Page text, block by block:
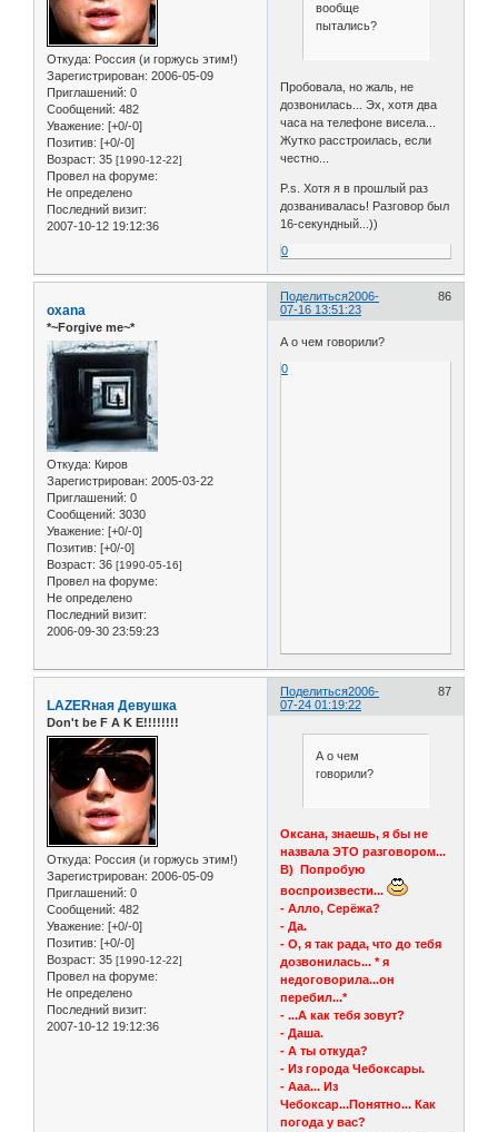
Откуда: Россия (и горжусь этим!)
Зарегистрирован: 2006-05-09
Приглашений: 0
Сообщений: 482
Уважение: [+0/-0]
Позитив: [+0/-0]
Возраст: 35 [1990-12-22]
Провел на форуме:
Не определено
Последний визит:
2007-10-12 19:12:36
вообще
пытались?
Пробовала, но жаль, не
дозвонилась... Эх, хотя два
часа на телефоне висела...
Жутко расстроилась, если
честно...
P.s. Хотя я в прошлый раз
дозванивалась! Разговор был
16-секундный...))
0
Поделиться 86
2006-
07-16 13:51:23
oxana
*~Forgive me~*
Откуда: Киров
Зарегистрирован: 2005-03-22
Приглашений: 0
Сообщений: 3030
Уважение: [+0/-0]
Позитив: [+0/-0]
Возраст: 36 [1990-05-16]
Провел на форуме:
Не определено
Последний визит:
2006-09-30 23:59:23
А о чем говорили?
0
Поделиться 87
2006-
07-24 01:19:22
LAZERная Девушка
Don't be F A K E!!!!!!!!
Откуда: Россия (и горжусь этим!)
Зарегистрирован: 2006-05-09
Приглашений: 0
Сообщений: 482
Уважение: [+0/-0]
Позитив: [+0/-0]
Возраст: 35 [1990-12-22]
Провел на форуме:
Не определено
Последний визит:
2007-10-12 19:12:36
А о чем
говорили?
Оксана, знаешь, я бы не
назвала ЭТО разговором...
B) Попробую
воспроизвести...
- Алло, Серёжа?
- Да.
- О, я так рада, что до тебя
дозвонилась... * я
недоговорила...он
перебил...*
- ...А как тебя зовут?
- Даша.
- А ты откуда?
- Из города Чебоксары.
- Ааа... Из
Чебоксар...Понятно... Как
погода у вас?